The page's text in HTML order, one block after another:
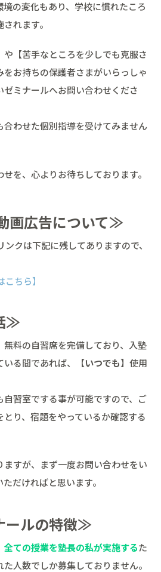
の変化もあり、学校に慣れたころ
れます。
や【苦手なところを少しでも克服さ
お持ちの保護者さまがいらっしゃ
ゼミナールへお問い合わせくださ
合わせた個別指導を受けてみません
を、心よりお待ちしております。
画広告について≫
クは下記に残してありますので、
ちら】
≫
料の自習席を完備しており、入塾
いる間であれば、【いつでも】使用
自習室でする事が可能ですので、ご
り、宿題をやっているか確認する
ますが、まず一度お問い合わせをい
だければと思います。
ールの特徴≫
全ての授業を塾長の私が実施するた
人数でしか募集しておりません。